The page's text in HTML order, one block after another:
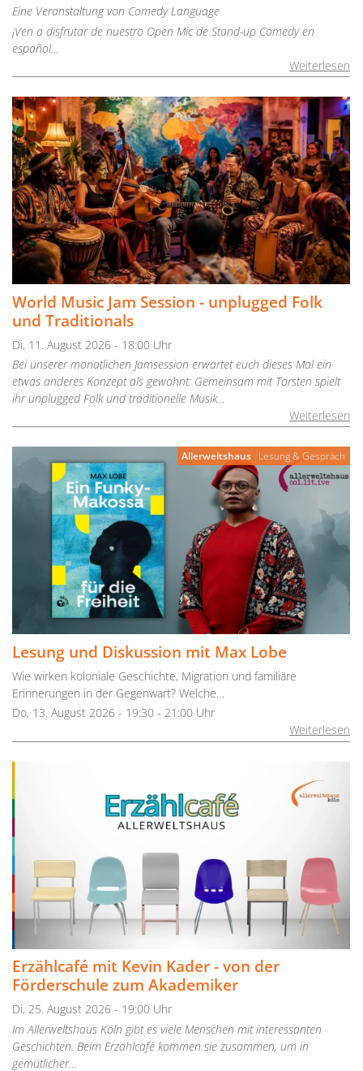
Eine Veranstaltung von Comedy Language
¡Ven a disfrutar de nuestro Open Mic de Stand-up Comedy en
español…
Weiterlesen
World Music Jam Session - unplugged Folk
und Traditionals
Di, 11. August 2026 - 18:00 Uhr
Bei unserer monatlichen Jamsession erwartet euch dieses Mal ein
etwas anderes Konzept als gewohnt: Gemeinsam mit Torsten spielt
ihr unplugged Folk und traditionelle Musik…
Weiterlesen
Allerweltshaus Lesung & Gespräch
Lesung und Diskussion mit Max Lobe
Wie wirken koloniale Geschichte, Migration und familiäre
Erinnerungen in der Gegenwart? Welche…
Do, 13. August 2026 - 19:30 - 21:00 Uhr
Weiterlesen
Erzählcafé mit Kevin Kader - von der
Förderschule zum Akademiker
Di, 25. August 2026 - 19:00 Uhr
Im Allerweltshaus Köln gibt es viele Menschen mit interessanten
Geschichten. Beim Erzählcafé kommen sie zusammen, um in
gemütlicher…